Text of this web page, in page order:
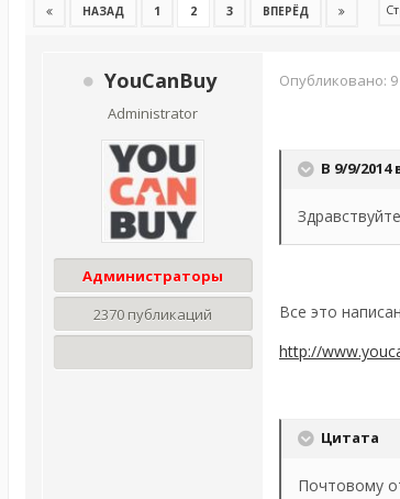
НАЗАД 1 2 3 ВПЕРЁД
YouCanBuy
Administrator
Администраторы
2370 публикаций
Опубликовано:
В 9/9/2014
Все это
http://
Цитата
Почтовому